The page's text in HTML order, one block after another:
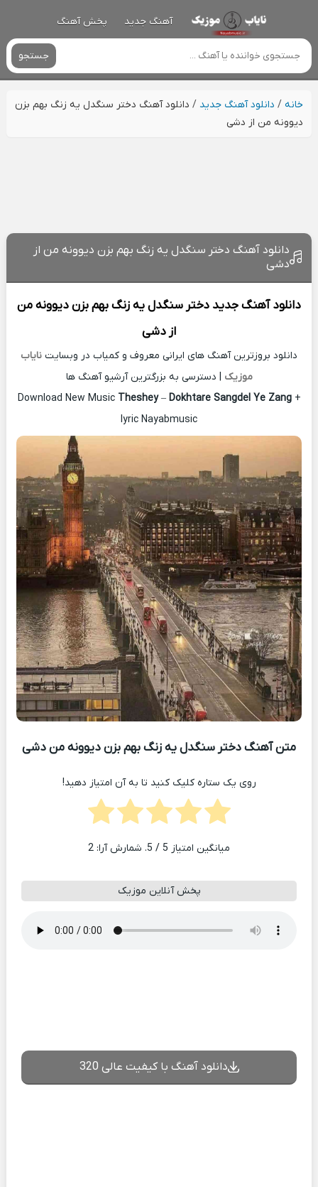
آهنگ جدید پخش آهنگ
جستجو
خانه/ دانلود آهنگ جدید / دانلود آهنگ دختر سنگدل یه زنگ بهم بزن
دیوونه من از دشی
دانلود آهنگ دختر سنگدل یه زنگ بهم بزن دیوونه من از
دشی
دانلود آهنگ جدید دختر سنگدل یه زنگ بهم بزن دیوونه من
ازدشی
دانلود بروزترین آهنگ های ایرانی معروف و کمیاب در وبسایت نایاب
موزیک | دسترسی به بزرگترین آرشیو آهنگ ها
Download New Music Theshey– Dokhtare Sangdel Ye Zang+
lyric Nayabmusic
متن آهنگ دختر سنگدل یه زنگ بهم بزن دیوونه من دشی
روی یک ستاره کلیک کنید تا به آن امتیاز دهید!
میانگین امتیاز 5 / 5. شمارش آرا: 2
پخش آنلاین موزیک
دانلود آهنگ با کیفیت عالی 320